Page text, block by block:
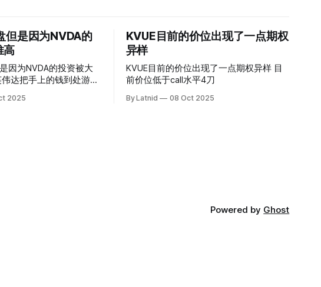
但是因为NVDA的
高
因为NVDA的投资被大
2025
KVUE目前的价位出现了一点期权
异样
KVUE目前的价位出现了一点期权异样 目
前价位低于call水平4刀
By Latnid 08 Oct 2025
Powered by Ghost